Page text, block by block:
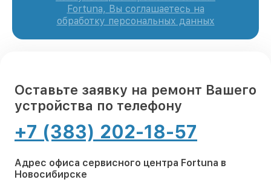
Fortuna, Вы соглашаетесь на
обработку персональных данных
Оставьте заявку на ремонт Вашего
устройства по телефону
+7 (383) 202-18-57
Адрес офиса сервисного центра Fortuna в
Новосибирске